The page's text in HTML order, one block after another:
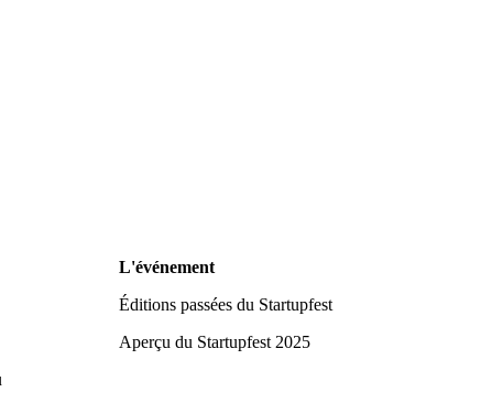
L'événement
Éditions passées du Startupfest
Aperçu du Startupfest 2025